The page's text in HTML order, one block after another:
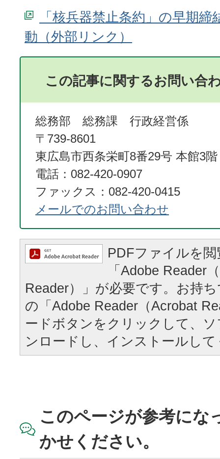
「核兵器禁止条約」の早期
動
この記事に関するお問い合
総務部 総務課 行政経営係
〒739-8601
東広島市西条栄町8番29号 本館3階
電話：082-420-0907
ファックス：082-420-0415
メールでのお問い合わせ
PDFファイルを
「Adobe Reader
Reader）」が必要です。お持
の「Adobe Reader（Acrobat
ードボタンをクリックして、
ンロードし、インストールし
このページが参考にな
かせください。